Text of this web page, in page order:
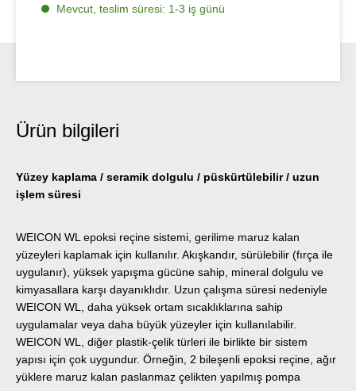
Mevcut, teslim süresi: 1-3 iş günü
Ürün bilgileri
Yüzey kaplama / seramik dolgulu / püskürtülebilir / uzun
işlem süresi
WEICON WL epoksi reçine sistemi, gerilime maruz kalan
yüzeyleri kaplamak için kullanılır. Akışkandır, sürülebilir (fırça ile
uygulanır), yüksek yapışma gücüne sahip, mineral dolgulu ve
kimyasallara karşı dayanıklıdır. Uzun çalışma süresi nedeniyle
WEICON WL, daha yüksek ortam sıcaklıklarına sahip
uygulamalar veya daha büyük yüzeyler için kullanılabilir.
WEICON WL, diğer plastik-çelik türleri ile birlikte bir sistem
yapısı için çok uygundur. Örneğin, 2 bileşenli epoksi reçine, ağır
yüklere maruz kalan paslanmaz çelikten yapılmış pompa